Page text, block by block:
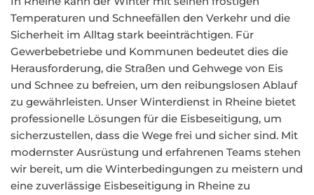
Temperaturen und Schneefällen den Verkehr und die
Sicherheit im Alltag stark beeinträchtigen. Für
Gewerbebetriebe und Kommunen bedeutet dies die
Herausforderung, die Straßen und Gehwege von Eis
und Schnee zu befreien, um den reibungslosen Ablauf
zu gewährleisten. Unser Winterdienst in Rheine bietet
professionelle Lösungen für die Eisbeseitigung, um
sicherzustellen, dass die Wege frei und sicher sind. Mit
modernster Ausrüstung und erfahrenen Teams stehen
wir bereit, um die Winterbedingungen zu meistern und
eine zuverlässige Eisbeseitigung in Rheine zu